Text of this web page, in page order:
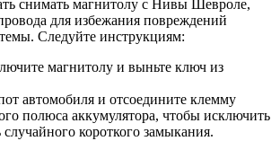
снимать магнитолу с Нивы Шевроле,
для избежания повреждений
Следуйте инструкциям:
магнитолу и выньте ключ из
автомобиля и отсоедините клемму
полюса аккумулятора, чтобы исключить
короткого замыкания.